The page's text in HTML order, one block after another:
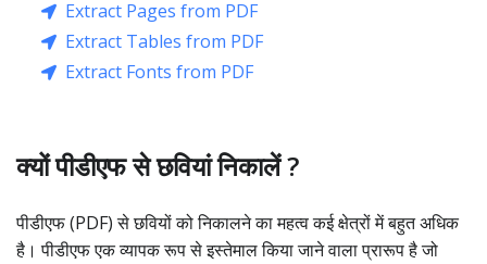
Extract Pages from PDF
Extract Tables from PDF
Extract Fonts from PDF
क्यों पीडीएफ से छवियां निकालें ?
पीडीएफ (PDF) से छवियों को निकालने का महत्व कई क्षेत्रों में बहुत अधिक
है। पीडीएफ एक व्यापक रूप से इस्तेमाल किया जाने वाला प्रारूप है जो